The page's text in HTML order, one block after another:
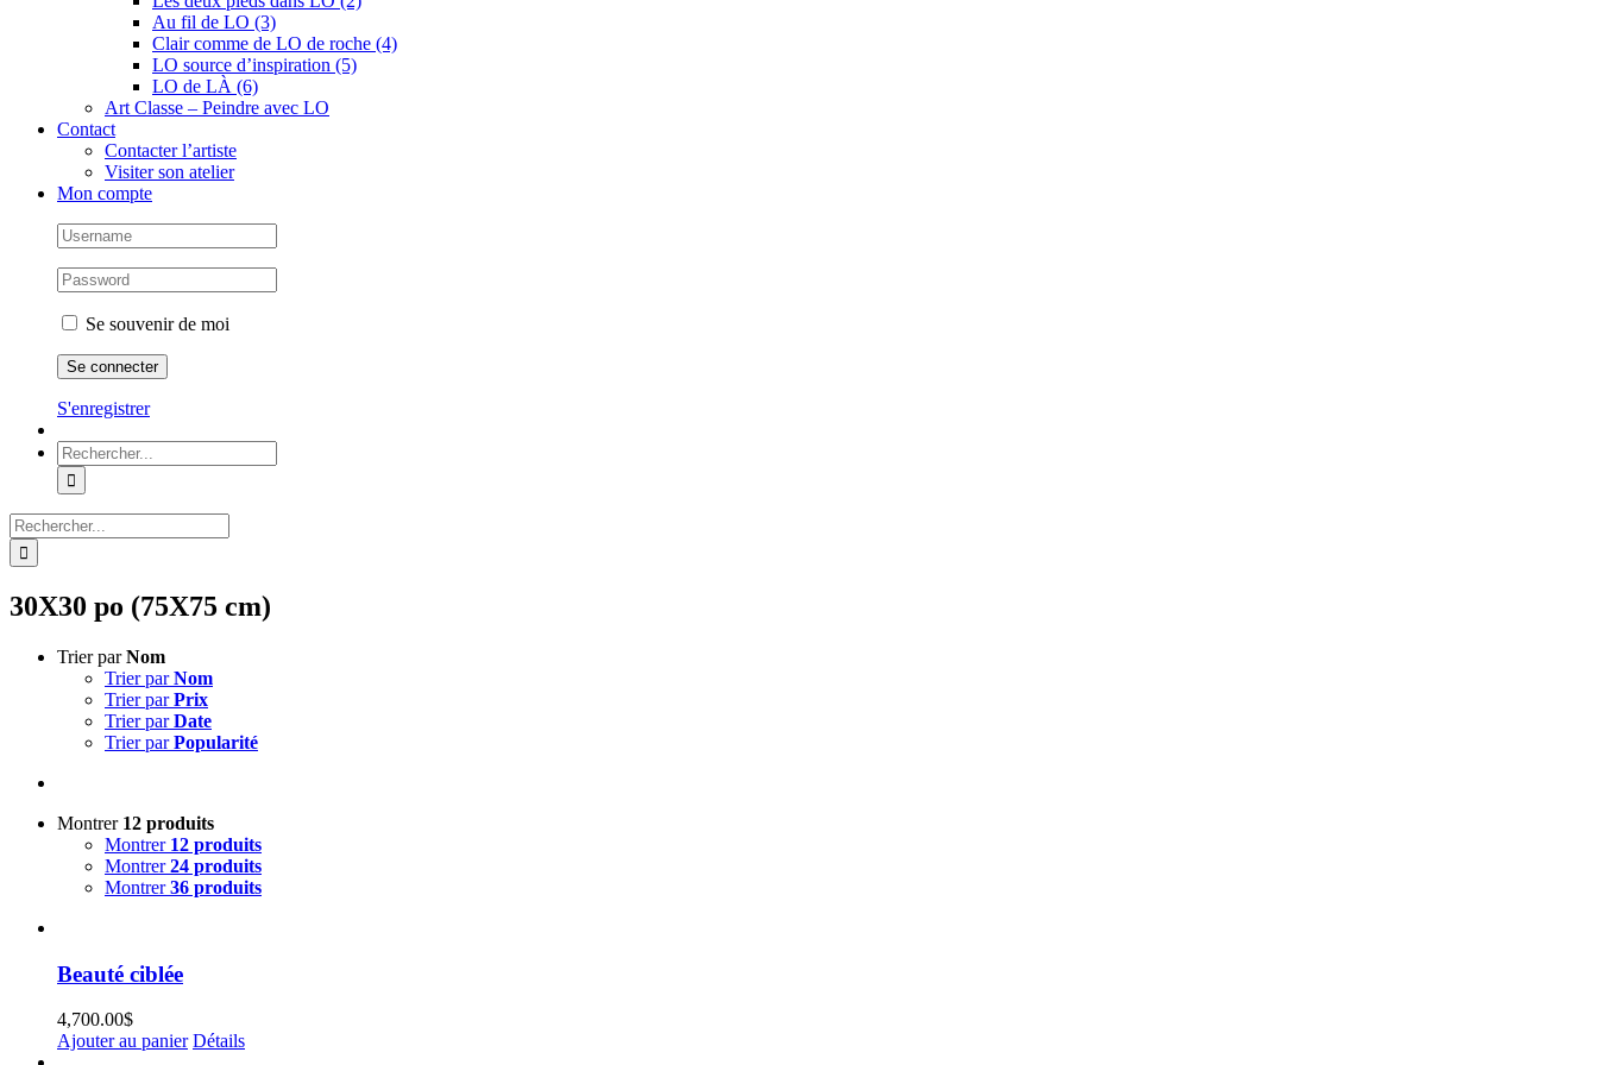
Au fil de LO (3)
Clair comme de LO de roche (4)
LO source d’inspiration (5)
LO de LÀ (6)
Art Classe – Peindre avec LO
Contact
Contacter l’artiste
Visiter son atelier
Mon compte
Se souvenir de moi
S'enregistrer
Rechercher:
Rechercher:
30X30 po (75X75 cm)
Trier parNom
Trier parNom
Trier parPrix
Trier parDate
Trier parPopularité
Montrer 12 produits
Montrer 12 produits
Montrer24 produits
Montrer36 produits
Beauté ciblée
4,700.00$
Ajouter au panier Détails